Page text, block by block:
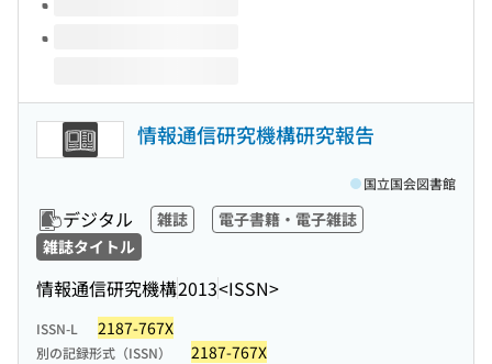
情報通信研究機構研究報告
デジタル 雑誌
電子書籍・電子雑誌
雑誌タイトル
情報通信研究機構2013<ISSN>
国立国会図書館
ISSN-L 2187-767X
別の記録形式（ISSN） 2187-767X